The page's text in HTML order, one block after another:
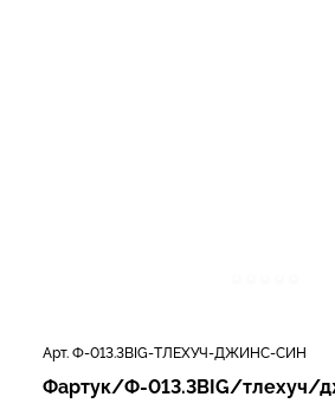
Арт. Ф-013.3BIG-ТЛЕХУЧ-ДЖИНС-СИН
Фартук/Ф-013.3BIG/тлехуч/